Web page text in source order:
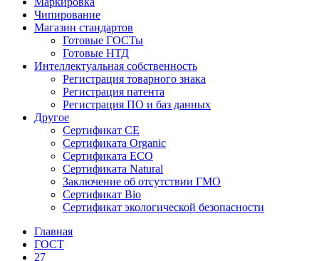
Чипирование
Магазин стандартов
Готовые ГОСТы
Готовые НТД
Интеллектуальная собственность
Регистрация товарного знака
Регистрация патента
Регистрация ПО и баз данных
Другое
Сертификат СЕ
Сертификата Organic
Сертификата ECO
Сертификата Natural
Заключение об отсутствии ГМО
Сертификат Bio
Сертификат экологической безопасности
Главная
ГОСТ
27